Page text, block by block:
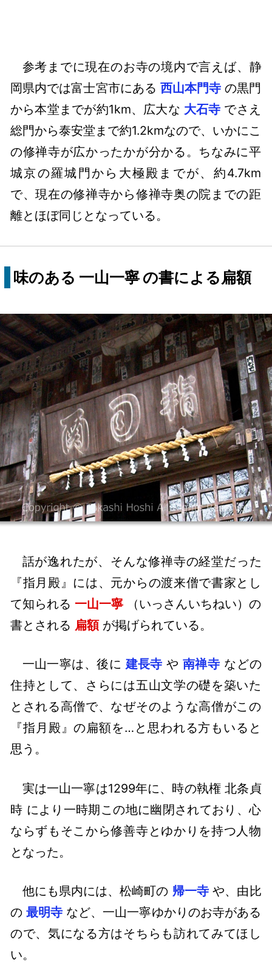
参考までに現在のお寺の境内で言えば、静
岡県内では富士宮市にある西山本門寺 の黒門
から本堂までが約1km、広大な 大石寺 でさえ
総門から泰安堂まで約1.2kmなので、いかにこ
の修禅寺が広かったかが分かる。ちなみに平
城京の羅城門から大極殿までが、約4.7km
で、現在の修禅寺から修禅寺奥の院までの距
離とほぼ同じとなっている。
味のある 一山一寧 の書による扁額
話が逸れたが、そんな修禅寺の経堂だった
『指月殿』には、元からの渡来僧で書家とし
て知られる 一山一寧 （いっさんいちねい）の
書とされる 扁額が掲げられている。
一山一寧は、後に 建長寺 や 南禅寺 などの
住持として、さらには五山文学の礎を築いた
とされる高僧で、なぜそのような高僧がこの
『指月殿』の扁額を…と思われる方もいると
思う。
実は一山一寧は1299年に、時の執権 北条貞
時 により一時期この地に幽閉されており、心
ならずもそこから修善寺とゆかりを持つ人物
となった。
他にも県内には、松崎町の 帰一寺や、由比
の最明寺 など、一山一寧ゆかりのお寺がある
ので、気になる方はそちらも訪れてみてほし
い。